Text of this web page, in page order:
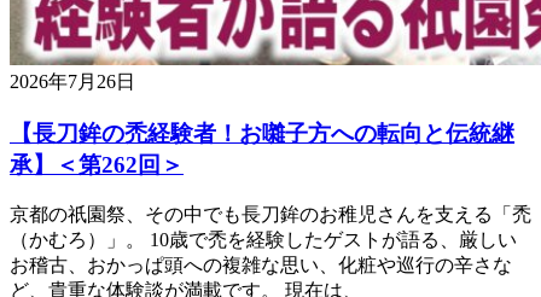
2026年7月26日
【長刀鉾の禿経験者！お囃子方への転向と伝統継
承】＜第262回＞
京都の祇園祭、その中でも長刀鉾のお稚児さんを支える「禿
（かむろ）」。 10歳で禿を経験したゲストが語る、厳しい
お稽古、おかっぱ頭への複雑な思い、化粧や巡行の辛さな
ど、貴重な体験談が満載です。 現在は、